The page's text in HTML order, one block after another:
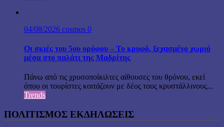
04/08/2026 cosmos 0
Οι σκιές του 5ου ορόφου – Το κρυφό, ξεχασμένο χωριό
μέσα στο παλάτι της Μαδρίτης
Πάνω από τις χρυσοποίκιλτες αίθουσες του θρόνου, εκεί
όπου οι τουρίστες κοιτάζουν με δέος τους κρυστάλλινους...
Trends
ΠΟΛΙΤΙΣΜΟΣ ΕΚΔΗΛΩΣΕΙΣ